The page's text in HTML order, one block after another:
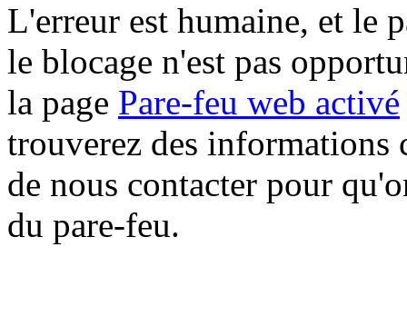
L'erreur est humaine, et le
le blocage n'est pas
la page Pare-feu web activé
trouverez des informations
de nous contacter pour
du pare-feu.